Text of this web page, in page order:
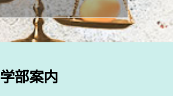
学部案内